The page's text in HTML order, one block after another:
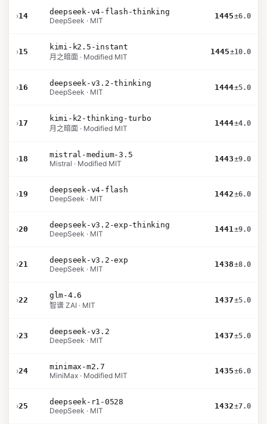
›14
deepseek-v4-flash-thinking
DeepSeek · MIT
1445±6.0
›15
kimi-k2.5-instant
月之暗面 · Modified MIT
1445±10.0
›16
deepseek-v3.2-thinking
DeepSeek · MIT
1444±5.0
›17
kimi-k2-thinking-turbo
月之暗面 · Modified MIT
1444±4.0
›18
mistral-medium-3.5
Mistral · Modified MIT
1443±9.0
›19
deepseek-v4-flash
DeepSeek · MIT
1442±6.0
›20
deepseek-v3.2-exp-thinking
DeepSeek · MIT
1441±9.0
›21
deepseek-v3.2-exp
DeepSeek · MIT
1438±8.0
›22
glm-4.6
智谱 ZAI · MIT
1437±5.0
›23
deepseek-v3.2
DeepSeek · MIT
1437±5.0
›24
minimax-m2.7
MiniMax · Modified MIT
1435±6.0
›25
deepseek-r1-0528
DeepSeek · MIT
1432±7.0